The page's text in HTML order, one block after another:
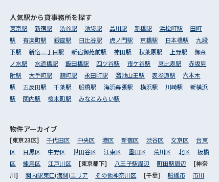
人気駅から貸事務所を探す
東京駅 新宿駅 渋谷駅 池袋駅 品川駅 新橋駅 浜松町駅
田町
駅
有楽町駅 銀座駅 日比谷駅 虎ノ門駅 京橋駅 日本橋駅
九段
下駅
新宿三丁目駅 新宿御苑前駅 神田駅 秋葉原駅 上野駅
御茶
ノ水駅
水道橋駅 飯田橋駅 四ツ谷駅 市ケ谷駅 恵比寿駅
赤坂見
附駅
大手町駅 麹町駅 永田町駅 溜池山王駅 表参道駅
六本木
駅
五反田駅 千葉駅 船橋駅 海浜幕張駅 横浜駅 川崎駅
新横浜
駅
関内駅 桜木町駅 みなとみらい駅
物件アーカイブ
[東京23区] 千代田区 中央区 港区 新宿区 渋谷区 文京区
台東
区
目黒区 中野区 世田谷区 江東区 墨田区 荒川区 北区
板橋
区
練馬区 江戸川区 [東京都下] 八王子駅周辺 町田駅周辺
[神奈
川] 関内駅東口(海側)エリア その他神奈川区 [千葉] 船橋市 市川